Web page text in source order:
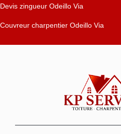
Devis zingueur Odeillo Via
Couvreur charpentier Odeillo Via